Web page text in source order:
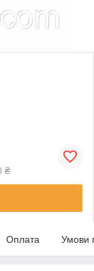
₴
Оплата Умови